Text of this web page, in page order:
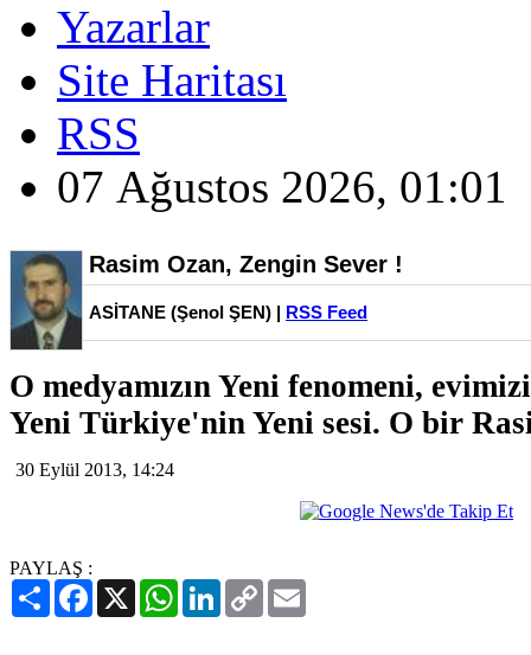
Yazarlar
Site Haritası
RSS
07 Ağustos 2026, 01:01
Rasim Ozan, Zengin Sever !
ASİTANE (Şenol ŞEN) | RSS Feed
O medyamızın Yeni fenomeni,
Yeni Türkiye'nin Yeni sesi. O bir
30 Eylül 2013, 14:24
PAYLAŞ :
PaylaşFacebook
X WhatsAppLinkedIn
Copy
Link